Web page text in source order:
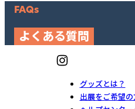
FAQs
よくある質問
グッズとは？
出展をご希望